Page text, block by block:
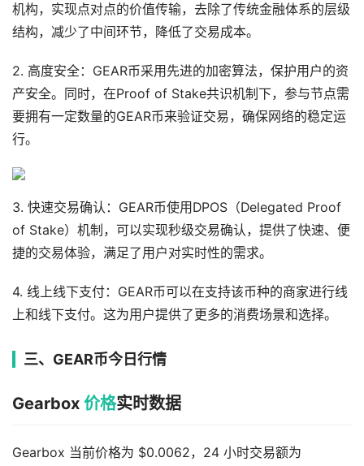
机构，实现点对点的价值传输，去除了传统金融体系的层级
结构，减少了中间环节，降低了交易成本。
2. 高度安全：GEAR币采用先进的加密算法，保护用户的资
产安全。同时，在Proof of Stake共识机制下，参与节点需
要拥有一定数量的GEAR币来验证交易，确保网络的稳定运
行。
3. 快速交易确认：GEAR币使用DPOS（Delegated Proof
of Stake）机制，可以实现秒级交易确认，提供了快速、便
捷的交易体验，满足了用户对实时性的需求。
4. 线上线下支付：GEAR币可以在支持该币种的商家进行线
上和线下支付。这为用户提供了更多的消费场景和选择。
三、GEAR币今日行情
Gearbox 价格实时数据
Gearbox 当前价格为 $0.0062，24 小时交易额为